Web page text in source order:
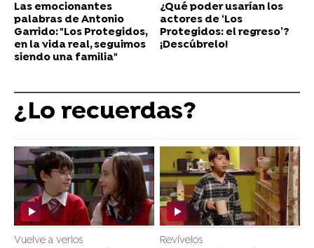
Las emocionantes
palabras de Antonio
Garrido: "Los Protegidos,
en la vida real, seguimos
siendo una familia"
¿Qué poder usarían los
actores de ‘Los
Protegidos: el regreso’?
¡Descúbrelo!
¿Lo recuerdas?
Vuelve a verlos Revívelos